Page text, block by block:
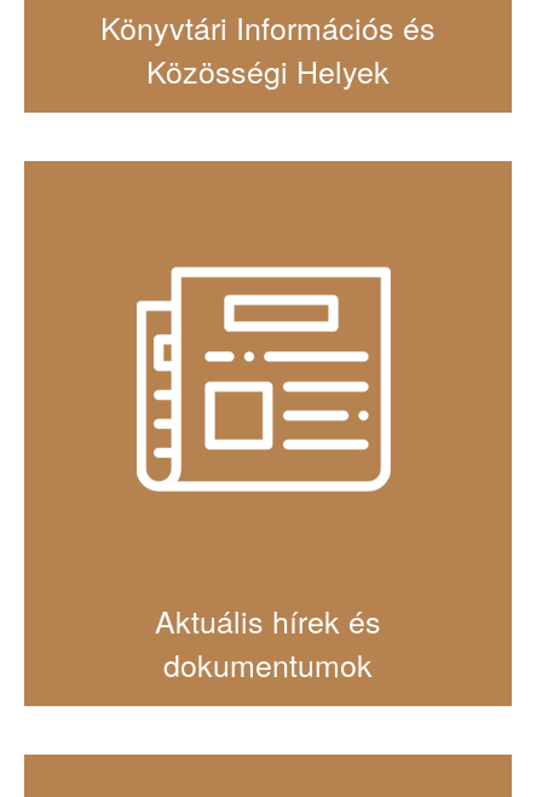
Könyvtári Információs és
Közösségi Helyek
Aktuális hírek és
dokumentumok